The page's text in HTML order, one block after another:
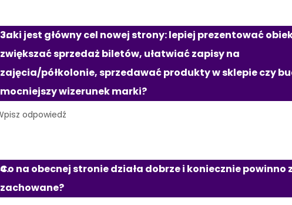
Jaki jest główny cel nowej strony: lepiej prezentować
zwiększać sprzedaż biletów, ułatwiać zapisy na
zajęcia/półkolonie, sprzedawać produkty w sklepie czy
mocniejszy wizerunek marki?
Co na obecnej stronie działa dobrze i koniecznie powinno
zachowane?